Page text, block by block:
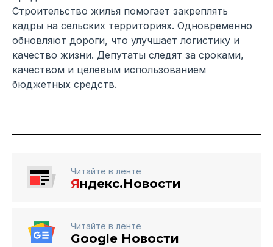
Строительство жилья помогает закреплять
кадры на сельских территориях. Одновременно
обновляют дороги, что улучшает логистику и
качество жизни. Депутаты следят за сроками,
качеством и целевым использованием
бюджетных средств.
Читайте в ленте
Яндекс.Новости
Читайте в ленте
Google Новости